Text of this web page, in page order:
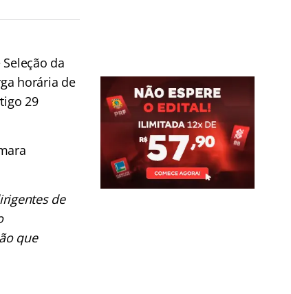
da
horária de
29
de
que